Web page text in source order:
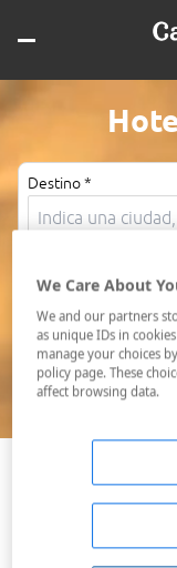
Destino *
08/08/2026 - 09/
Ocupación *
1 habitación, 2
We Care About
We and our partners
as unique IDs in
manage your choices
policy page. These
affect browsing data.